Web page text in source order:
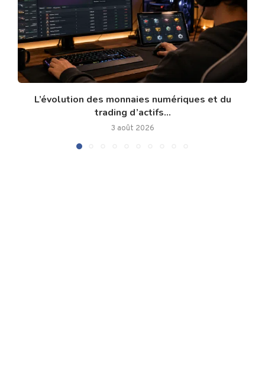
L’évolution des monnaies numériques et du
trading d’actifs...
3 août 2026